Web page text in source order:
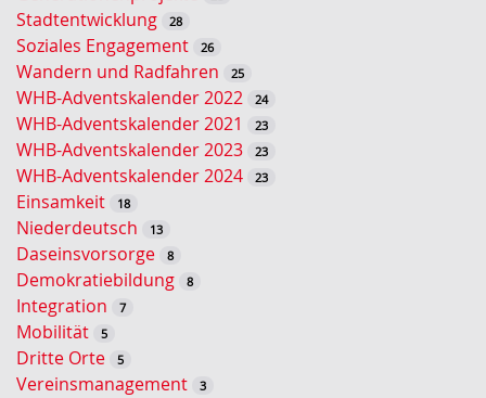
u
c
h
e
Stadtentwicklung 28
Soziales Engagement 26
Wandern und Radfahren 25
WHB-Adventskalender 2022 24
WHB-Adventskalender 2021 23
WHB-Adventskalender 2023 23
WHB-Adventskalender 2024 23
Einsamkeit 18
Niederdeutsch 13
Daseinsvorsorge 8
Demokratiebildung 8
Integration 7
Mobilität 5
Dritte Orte 5
Vereinsmanagement 3